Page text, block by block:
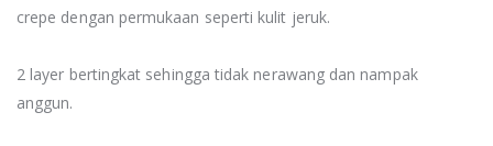
crepe dengan permukaan seperti kulit jeruk.
2 layer bertingkat sehingga tidak nerawang dan nampak
anggun.